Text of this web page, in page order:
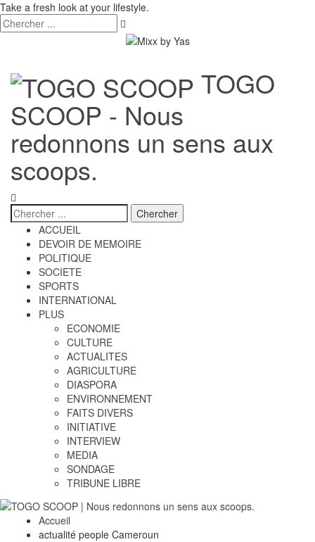
Take a fresh look at your lifestyle.
TOGO
SCOOP - Nous
redonnons un sens aux
scoops.
ACCUEIL
DEVOIR DE MEMOIRE
POLITIQUE
SOCIETE
SPORTS
INTERNATIONAL
PLUS
ECONOMIE
CULTURE
ACTUALITES
AGRICULTURE
DIASPORA
ENVIRONNEMENT
FAITS DIVERS
INITIATIVE
INTERVIEW
MEDIA
SONDAGE
TRIBUNE LIBRE
Accueil
actualité people Cameroun